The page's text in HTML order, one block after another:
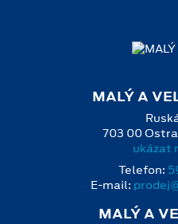
MALÝ A
703 00
ukázat
Telefon:
E‑mail:
MALÝ A